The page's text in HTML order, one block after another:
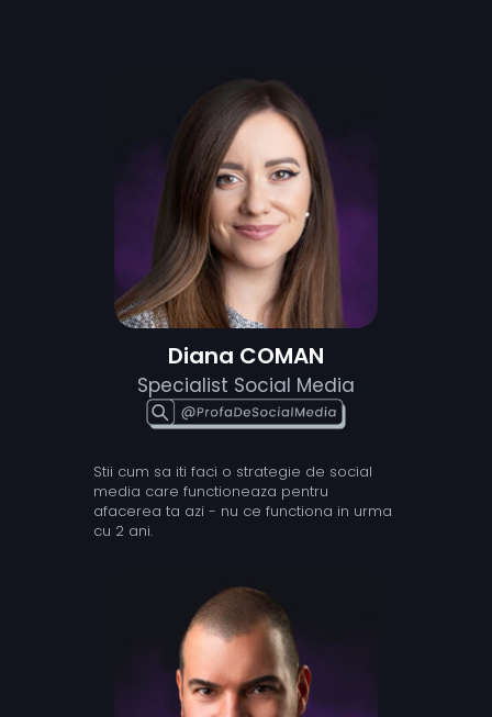
Diana COMAN
Specialist Social Media
Stii cum sa iti faci o strategie de social
media care functioneaza pentru
afacerea ta azi - nu ce functiona in urma
cu 2 ani.